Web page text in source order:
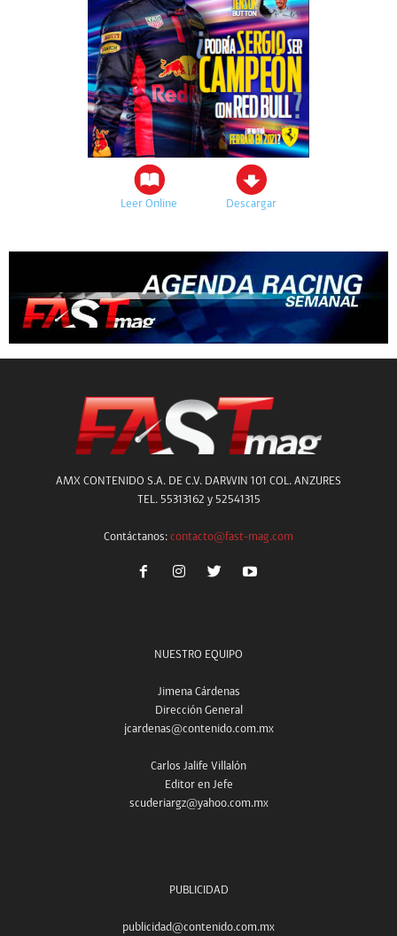
Leer Online Descargar
AMX CONTENIDO S.A. DE C.V. DARWIN 101 COL. ANZURES
TEL. 55313162 y 52541315
Contáctanos: contacto@fast-mag.com
NUESTRO EQUIPO
Jimena Cárdenas
Dirección General
jcardenas@contenido.com.mx
Carlos Jalife Villalón
Editor en Jefe
scuderiargz@yahoo.com.mx
PUBLICIDAD
publicidad@contenido.com.mx